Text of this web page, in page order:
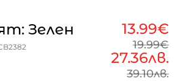
Зелен 13.99€
19.99€
27.36лв.
39.10лв.